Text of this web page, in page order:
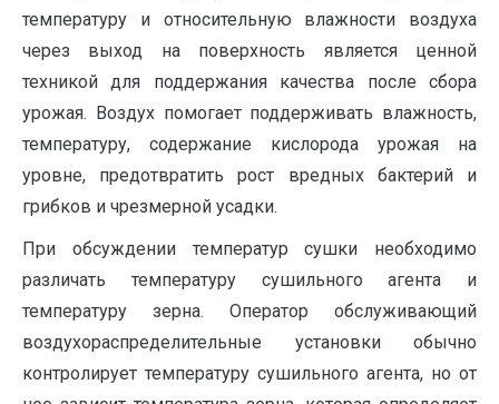
температуру и относительную влажности воздуха
через выход на поверхность является ценной
техникой для поддержания качества после сбора
урожая. Воздух помогает поддерживать влажность,
температуру, содержание кислорода урожая на
уровне, предотвратить рост вредных бактерий и
грибков и чрезмерной усадки.
При обсуждении температур сушки необходимо
различать температуру сушильного агента и
температуру зерна. Оператор обслуживающий
воздухораспределительные установки обычно
контролирует температуру сушильного агента, но от